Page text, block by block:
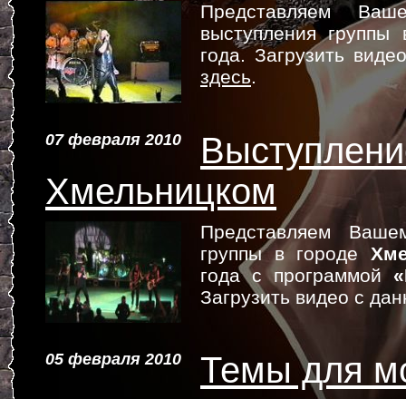
Представляем
выступления
года. Загрузить
здесь.
07 февраля 2010
Хмельницком
Представляем
группы в городе
года с программой
Загрузить видео с
05 февраля 2010 Темы для